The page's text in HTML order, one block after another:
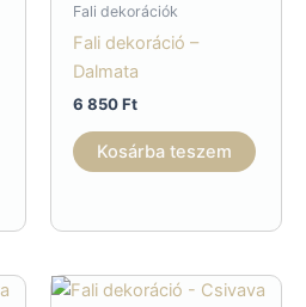
Fali dekorációk
Fali dekoráció –
Dalmata
6 850Ft
Kosárba teszem